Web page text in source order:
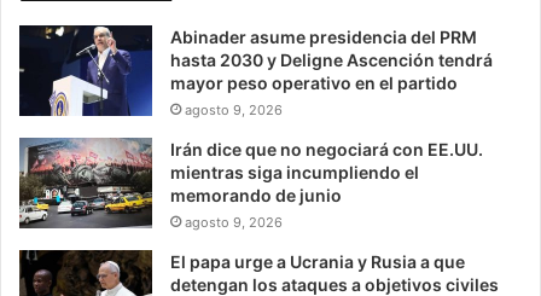
Abinader asume presidencia del PRM
hasta 2030 y Deligne Ascención tendrá
mayor peso operativo en el partido
agosto 9, 2026
Irán dice que no negociará con EE.UU.
mientras siga incumpliendo el
memorando de junio
agosto 9, 2026
El papa urge a Ucrania y Rusia a que
detengan los ataques a objetivos civiles